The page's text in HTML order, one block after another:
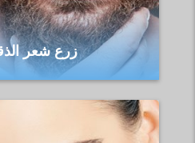
زرع شعر الذقن